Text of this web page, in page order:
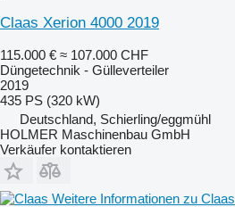
Claas Xerion 4000 2019
115.000 € ≈ 107.000 CHF
Düngetechnik - Gülleverteiler
2019
435 PS (320 kW)
Deutschland, Schierling/eggmühl
HOLMER Maschinenbau GmbH
Verkäufer kontaktieren
Weitere Informationen zu Claas